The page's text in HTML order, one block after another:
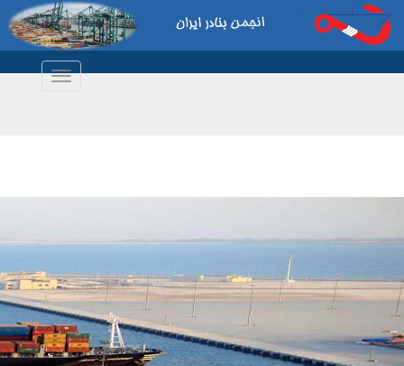
Toggle
navigation